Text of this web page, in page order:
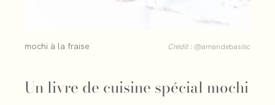
mochi à la fraise Crédit : @amandebasilic
Un livre de cuisine spécial mochi